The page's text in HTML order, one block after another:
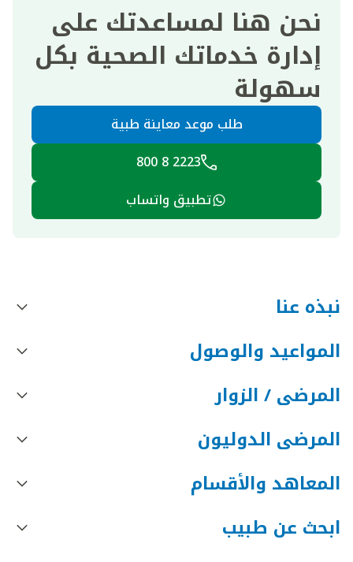
نحن هنا لمساعدتك على
إدارة خدماتك الصحية بكل
سهولة
طلب موعد معاينة طبية
2223 8 800
تطبيق واتساب
نبذه عنا
المواعيد والوصول
المرضى / الزوار
المرضى الدوليون
المعاهد والأقسام
ابحث عن طبيب